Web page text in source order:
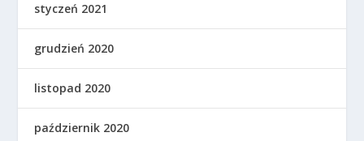
styczeń 2021
grudzień 2020
listopad 2020
październik 2020